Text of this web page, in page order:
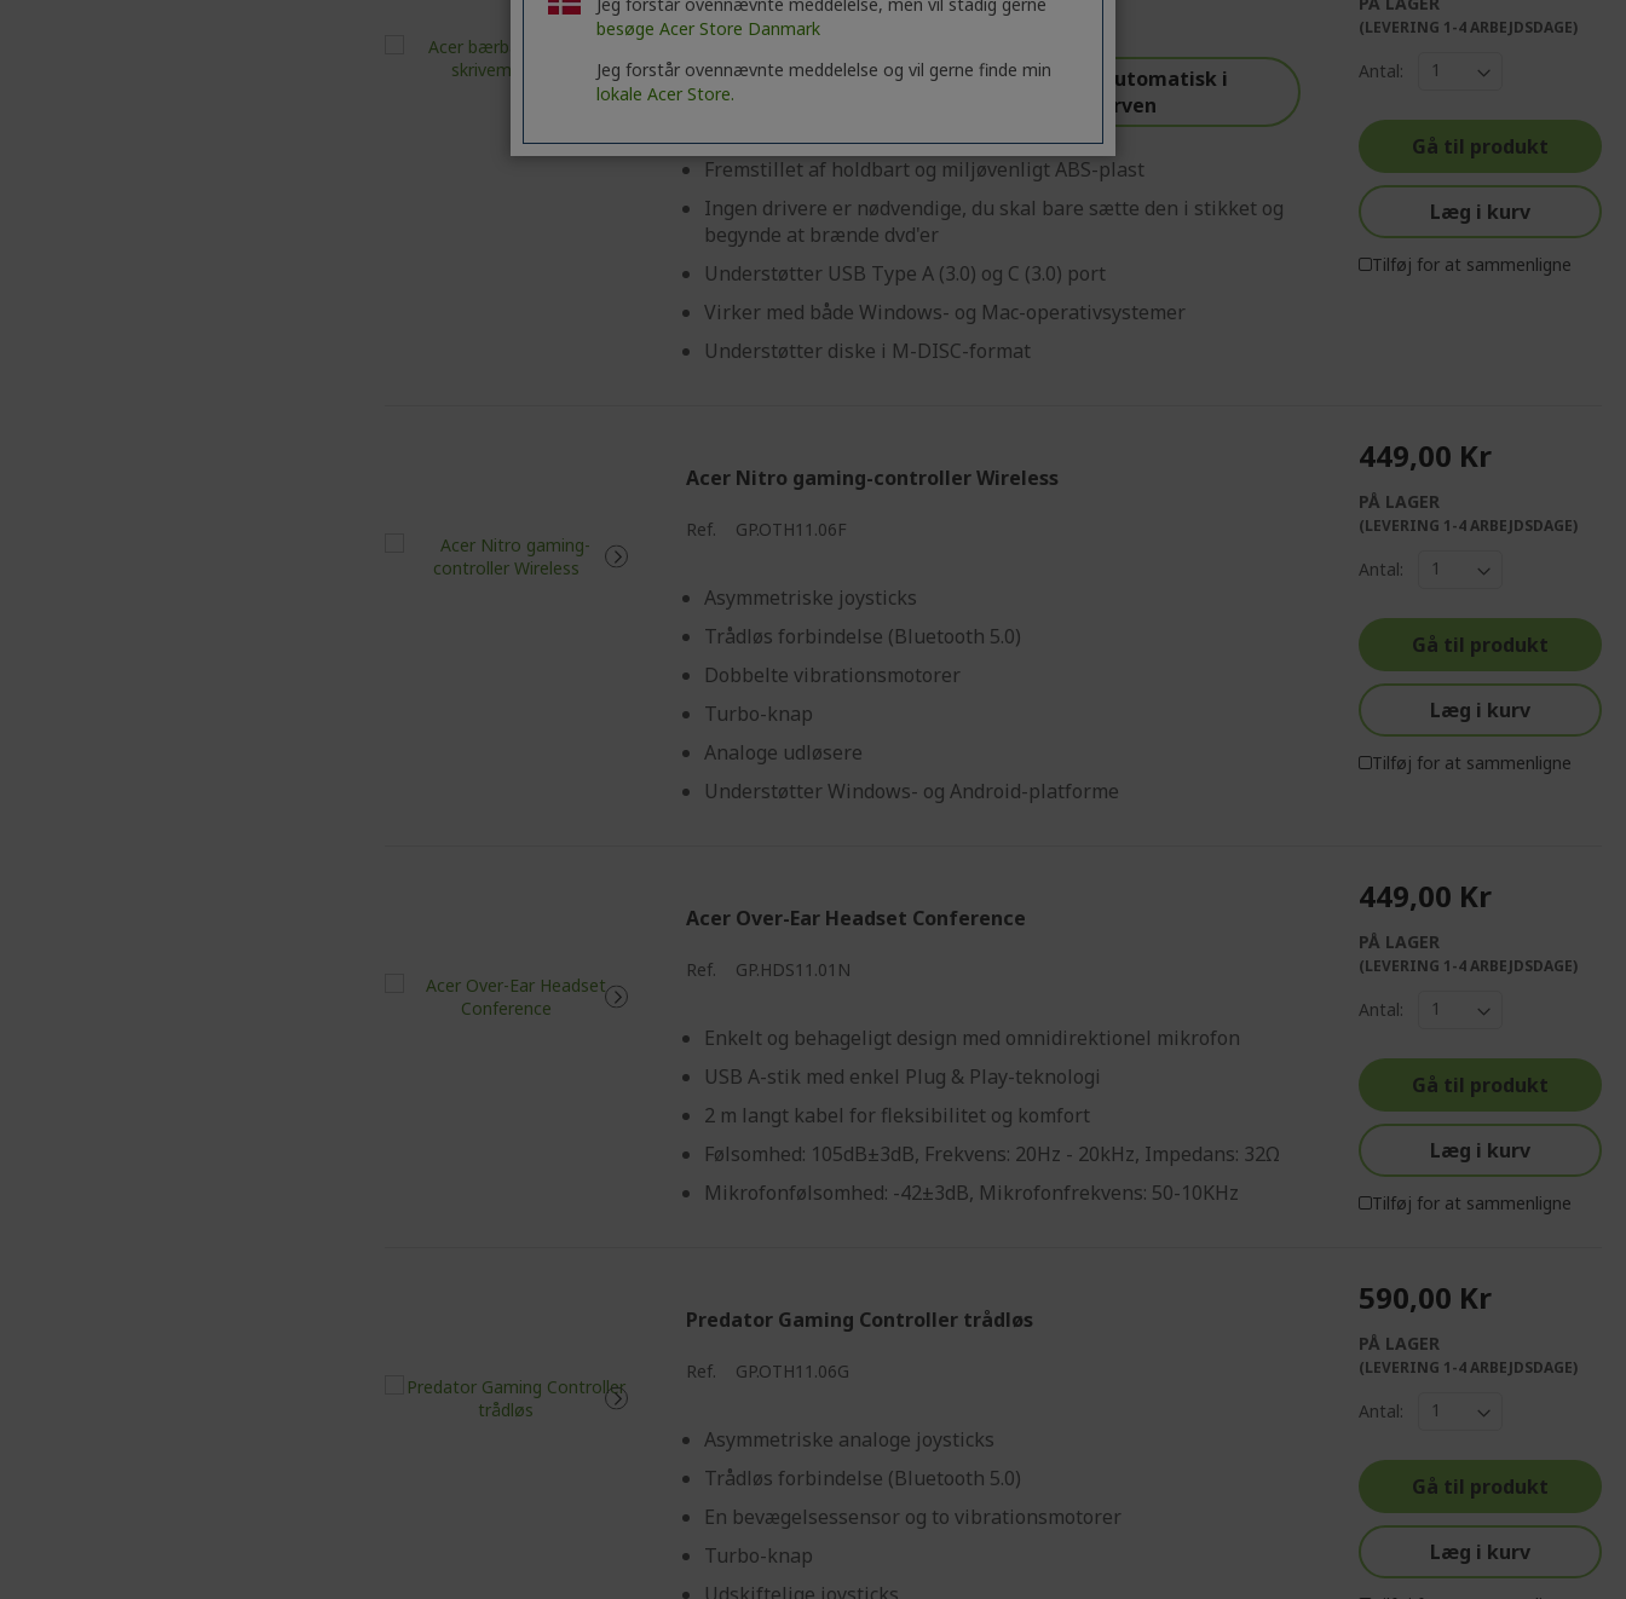
Ref. GP.ODD11.001
50 kr RABAT
Rabat anvendes automatisk i
indkøbskurven
Fremstillet af holdbart og miljøvenligt ABS-plast
Ingen drivere er nødvendige, du skal bare sætte den i stikket og
begynde at brænde dvd'er
Understøtter USB Type A (3.0) og C (3.0) port
Virker med både Windows- og Mac-operativsystemer
Understøtter diske i M-DISC-format
(LEVERING 1-4 ARBEJDSDAGE)
Antal:
Gå til produkt
Læg i kurv
Tilføj for at sammenligne
Acer Nitro gaming-controller Wireless
Ref. GP.OTH11.06F
Asymmetriske joysticks
Trådløs forbindelse (Bluetooth 5.0)
Dobbelte vibrationsmotorer
Turbo-knap
Analoge udløsere
Understøtter Windows- og Android-platforme
449,00 Kr
PÅ LAGER
(LEVERING 1-4 ARBEJDSDAGE)
Antal:
Gå til produkt
Læg i kurv
Tilføj for at sammenligne
Acer Over-Ear Headset Conference
Ref. GP.HDS11.01N
Enkelt og behageligt design med omnidirektionel mikrofon
USB A-stik med enkel Plug & Play-teknologi
2 m langt kabel for fleksibilitet og komfort
Følsomhed: 105dB±3dB, Frekvens: 20Hz - 20kHz, Impedans: 32Ω
Mikrofonfølsomhed: -42±3dB, Mikrofonfrekvens: 50-10KHz
449,00 Kr
PÅ LAGER
(LEVERING 1-4 ARBEJDSDAGE)
Antal:
Gå til produkt
Læg i kurv
Tilføj for at sammenligne
Predator Gaming Controller trådløs
Ref. GP.OTH11.06G
Asymmetriske analoge joysticks
Trådløs forbindelse (Bluetooth 5.0)
En bevægelsessensor og to vibrationsmotorer
Turbo-knap
590,00 Kr
PÅ LAGER
(LEVERING 1-4 ARBEJDSDAGE)
Antal:
Gå til produkt
Læg i kurv
besøge Acer Store Danmark
Jeg forstår ovennævnte meddelelse og vil gerne finde min
lokale Acer Store.